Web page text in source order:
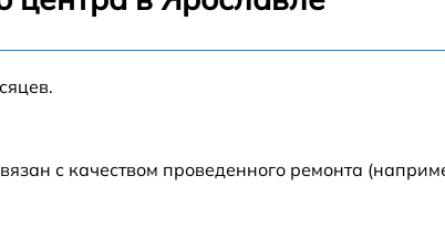
от 100 мин
с качеством проведенного ремонта